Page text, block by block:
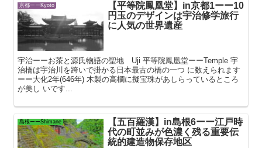
京都ーーKyoto
【平等院鳳凰堂】in京都1ーー10
円玉のデザインは宇治修学旅行
に人気の世界遺産
宇治ーーお茶と源氏物語の聖地 Uji 平等院鳳凰堂ーーTemple 宇
治橋は宇治川を跨いで掛かる日本最古の橋の一つ に数えられます
ーー大化2年(646年) 木製の高欄に擬宝珠があしらっているところ
が美し いです...
島根ーーShimane
【五百羅漢】in島根6ーー江戸時
代の町並みが色濃く残る重要伝
統的建造物保存地区